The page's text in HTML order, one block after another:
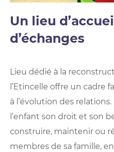
Un lieu
d’échanges
Lieu dédié à la
l’Etincelle offre un cadre
à l’évolution des
l’enfant son droit et son
construire, maintenir ou
membres de sa famille,